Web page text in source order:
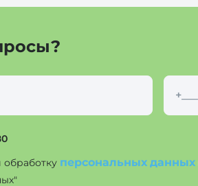
обработку персональных данных